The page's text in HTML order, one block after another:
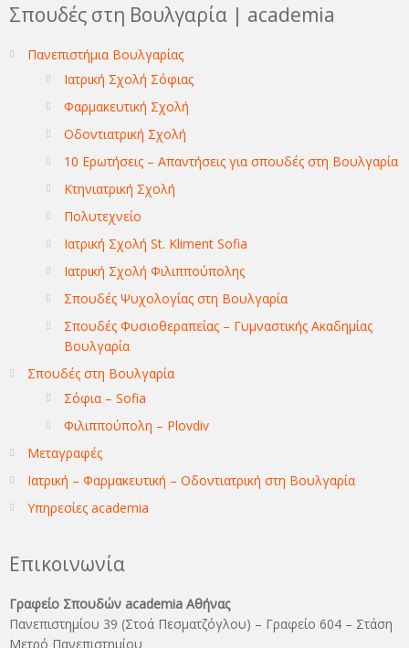
Σπουδές στη Βουλγαρία | academia
Πανεπιστήμια Βουλγαρίας
Ιατρική Σχολή Σόφιας
Φαρμακευτική Σχολή
Οδοντιατρική Σχολή
10 Ερωτήσεις – Απαντήσεις για σπουδές στη Βουλγαρία
Κτηνιατρική Σχολή
Πολυτεχνείο
Ιατρική Σχολή St. Kliment Sofia
Ιατρική Σχολή Φιλιππούπολης
Σπουδές Ψυχολογίας στη Βουλγαρία
Σπουδές Φυσιοθεραπείας – Γυμναστικής Ακαδημίας
Βουλγαρία
Σπουδές στη Βουλγαρία
Σόφια – Sofia
Φιλιππούπολη – Plovdiv
Μεταγραφές
Ιατρική – Φαρμακευτική – Οδοντιατρική στη Βουλγαρία
Υπηρεσίες academia
Επικοινωνία
Γραφείο Σπουδών academia Αθήνας
Πανεπιστημίου 39 (Στοά Πεσματζόγλου) – Γραφείο 604 – Στάση
Μετρό Πανεπιστημίου